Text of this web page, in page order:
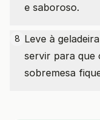
e saboroso.
8 Leve à
servir para que
sobremesa